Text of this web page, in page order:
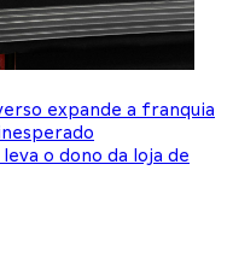
expande a franquia
o dono da loja de